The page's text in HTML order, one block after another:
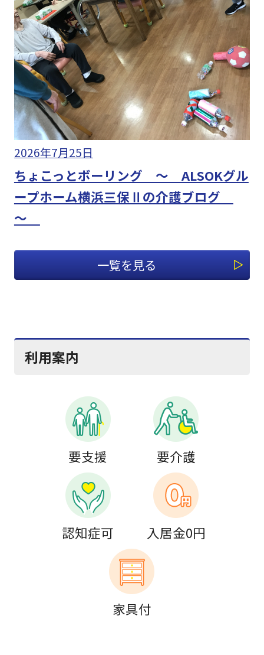
2026年7月25日
ちょこっとボーリング ～ ALSOKグル
ープホーム横浜三保Ⅱの介護ブログ
～
一覧を見る
利用案内
要支援 要介護
認知症可 入居金0円
家具付